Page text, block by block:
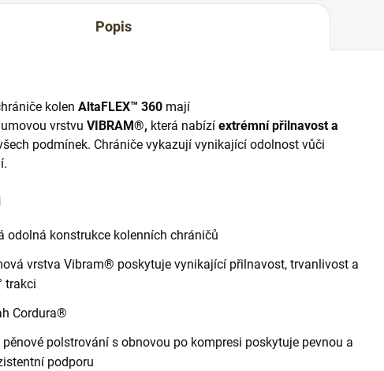
Popis
kolen AltaFLEX™ 360 mají
vrstvu VIBRAM®, která nabízí extrémní přilnavost a
podmínek. Chrániče vykazují vynikající odolnost vůči
odolná konstrukce kolenních chráničů
vrstva Vibram® poskytuje vynikající přilnavost, trvanlivost a
trakci
Cordura®
polstrování s obnovou po kompresi poskytuje pevnou a
podporu